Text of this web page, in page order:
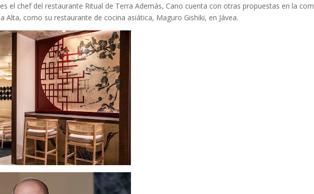
el chef del restaurante Ritual de Terra Además, Cano cuenta con otras propuestas en la
Alta, como su restaurante de cocina asiática, Maguro Gishiki, en Jávea.